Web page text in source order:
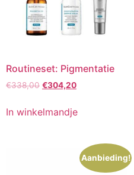
Routineset: Pigmentatie
€338,00 Oorspronkelijke
was:
€338,00.
€304,20Huidige
is:
In winkelmandje
Aanbieding!